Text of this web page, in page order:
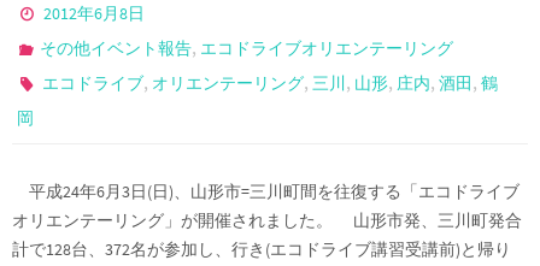
2012年6月8日
その他イベント報告, エコドライブオリエンテーリング
エコドライブ, オリエンテーリング, 三川, 山形, 庄内,酒田,鶴
岡
平成24年6月3日(日)、山形市=三川町間を往復する「エコドライブ
オリエンテーリング」が開催されました。 山形市発、三川町発合
計で128台、372名が参加し、行き(エコドライブ講習受講前)と帰り